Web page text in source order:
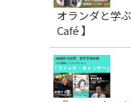
オランダと学
Café 】